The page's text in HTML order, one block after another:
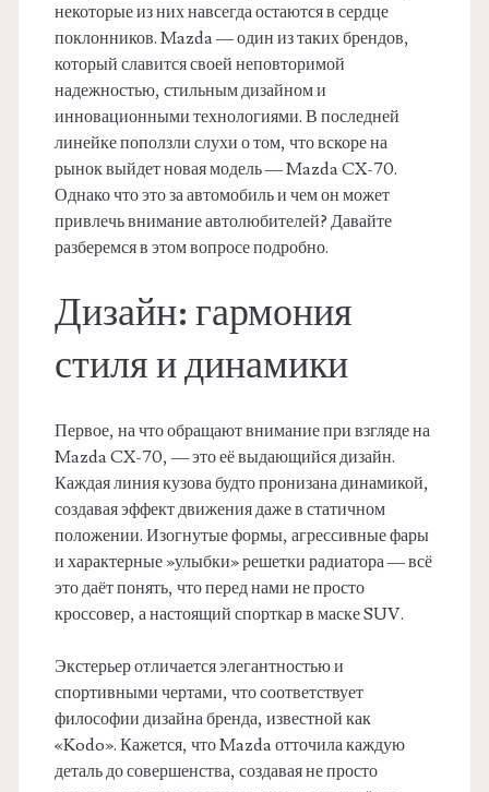
некоторые из них навсегда остаются в сердце
поклонников. Mazda — один из таких брендов,
который славится своей неповторимой
надежностью, стильным дизайном и
инновационными технологиями. В последней
линейке поползли слухи о том, что вскоре на
рынок выйдет новая модель — Mazda CX-70.
Однако что это за автомобиль и чем он может
привлечь внимание автолюбителей? Давайте
разберемся в этом вопросе подробно.
Дизайн: гармония
стиля и динамики
Первое, на что обращают внимание при взгляде на
Mazda CX-70, — это её выдающийся дизайн.
Каждая линия кузова будто пронизана динамикой,
создавая эффект движения даже в статичном
положении. Изогнутые формы, агрессивные фары
и характерные »улыбки» решетки радиатора — всё
это даёт понять, что перед нами не просто
кроссовер, а настоящий спорткар в маске SUV.
Экстерьер отличается элегантностью и
спортивными чертами, что соответствует
философии дизайна бренда, известной как
«Kodo». Кажется, что Mazda отточила каждую
деталь до совершенства, создавая не просто